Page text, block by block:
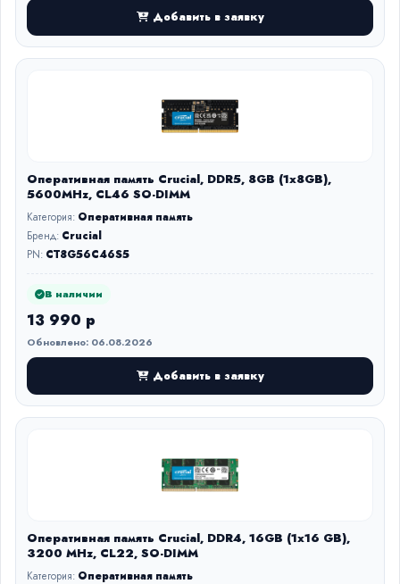
Добавить в заявку
Оперативная память Crucial, DDR5, 8GB (1x8GB),
5600MHz, CL46 SO-DIMM
Категория: Оперативная память
Бренд: Crucial
PN: CT8G56C46S5
В наличии
13 990 р
Обновлено: 06.08.2026
Добавить в заявку
Оперативная память Crucial, DDR4, 16GB (1x16 GB),
3200 MHz, CL22, SO-DIMM
Категория: Оперативная память